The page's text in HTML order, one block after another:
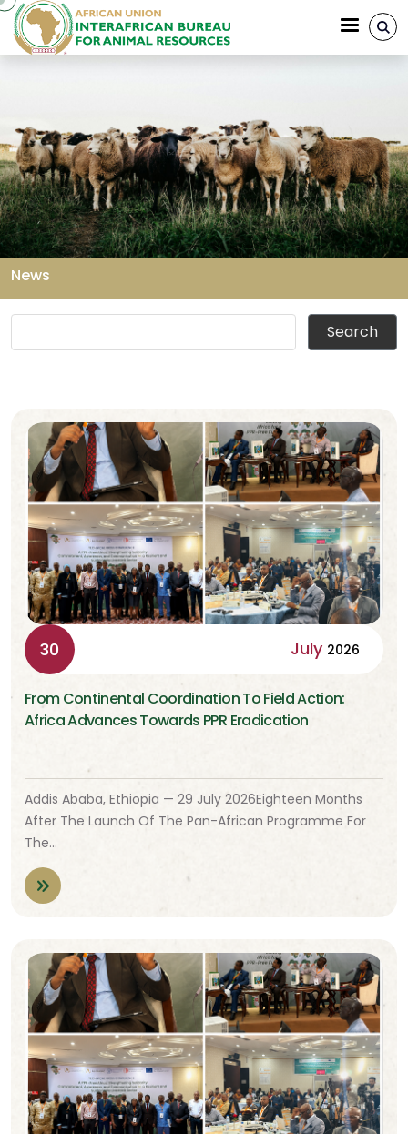
Skip to main content
News
Breadcrumb
30 July 2026
From Continental Coordination To Field Action:
Africa Advances Towards PPR Eradication
Addis Ababa, Ethiopia — 29 July 2026Eighteen Months
After The Launch Of The Pan-African Programme For
The…